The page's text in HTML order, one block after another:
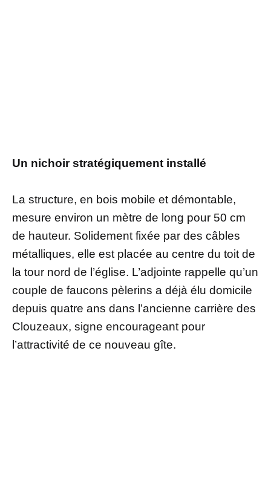
Un nichoir stratégiquement installé
La structure, en bois mobile et démontable,
mesure environ un mètre de long pour 50 cm
de hauteur. Solidement fixée par des câbles
métalliques, elle est placée au centre du toit de
la tour nord de l’église. L’adjointe rappelle qu’un
couple de faucons pèlerins a déjà élu domicile
depuis quatre ans dans l’ancienne carrière des
Clouzeaux, signe encourageant pour
l’attractivité de ce nouveau gîte.